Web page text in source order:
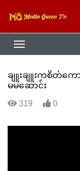
ချူးချူးကစိတ်ကေ
မမဆောင်း
319 0